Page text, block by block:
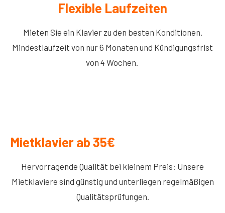
Flexible Laufzeiten
Mieten Sie ein Klavier zu den besten Konditionen.
Mindestlaufzeit von nur 6 Monaten und Kündigungsfrist
von 4 Wochen.
Mietklavier ab 35€
Hervorragende Qualität bei kleinem Preis: Unsere
Mietklaviere sind günstig und unterliegen regelmäßigen
Qualitätsprüfungen.